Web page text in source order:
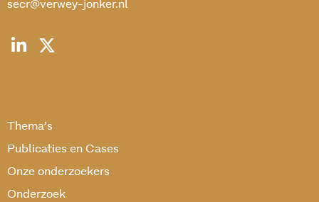
secr@verwey-jonker.nl
Thema’s
Publicaties en Cases
Onze onderzoekers
Onderzoek